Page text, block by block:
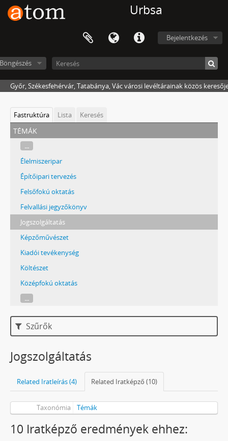
Urbsa
Bejelentkezés
Győr, Székesfehérvár, Tatabánya, Vác városi levéltárainak közös
Fastruktúra Lista Keresés
témák
...
Élelmiszeripar
Építőipari tervezés
Felsőfokú oktatás
Felvallási jegyzőkönyv
Jogszolgáltatás
Képzőművészet
Kiadói tevékenység
Költészet
Középfokú oktatás
...
Szűrők
Jogszolgáltatás
Related Iratleírás (4) Related Iratképző (10)
Taxonómia Témák
10 Iratképző eredmények ehhez: